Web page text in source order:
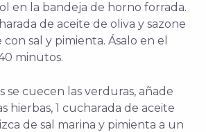
en la bandeja de horno forrada.
de aceite de oliva y sazone
sal y pimienta. Ásalo en el
minutos.
se cuecen las verduras, añade
hierbas, 1 cucharada de aceite
de sal marina y pimienta a un